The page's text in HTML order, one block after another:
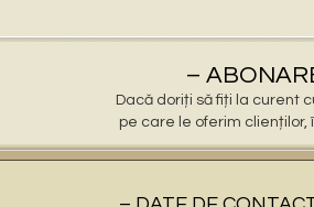
–
Dacă doriți să fiți la curent
pe care le oferim